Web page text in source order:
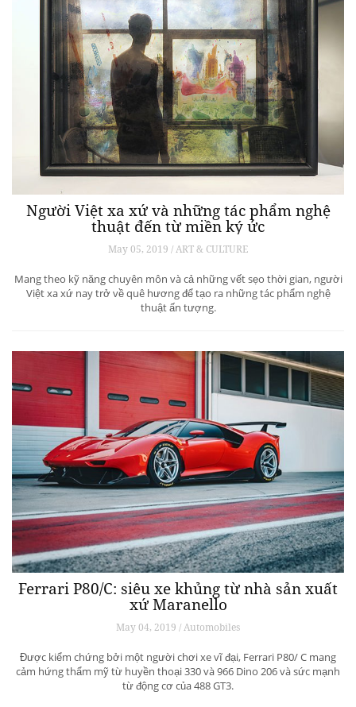
Người Việt xa xứ và những tác phẩm nghệ
thuật đến từ miền ký ức
May 05, 2019 / ART & CULTURE
Mang theo kỹ năng chuyên môn và cả những vết sẹo thời gian, người
Việt xa xứ nay trở về quê hương để tạo ra những tác phẩm nghệ
thuật ấn tượng.
Ferrari P80/C: siêu xe khủng từ ​​nhà sản xuất
xứ Maranello
May 04, 2019 / Automobiles
Được kiểm chứng bởi một người chơi xe vĩ đại, Ferrari P80/ C mang
cảm hứng thẩm mỹ từ huyền thoại 330 và 966 Dino 206 và sức mạnh
từ động cơ của 488 GT3.